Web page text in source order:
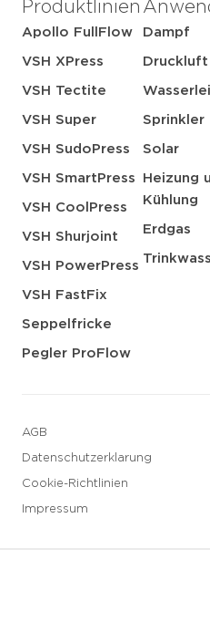
Produktlinien
Apollo FullFlow
VSH XPress
VSH Tectite
VSH Super
VSH SudoPress
VSH SmartPress
VSH CoolPress
VSH Shurjoint
VSH PowerPress
VSH FastFix
Seppelfricke
Pegler ProFlow
Dampf
Druckluft
Sprinkler
Solar
Heizung
Kühlung
Erdgas
AGB
Datenschutzerklarung
Cookie-Richtlinien
Impressum